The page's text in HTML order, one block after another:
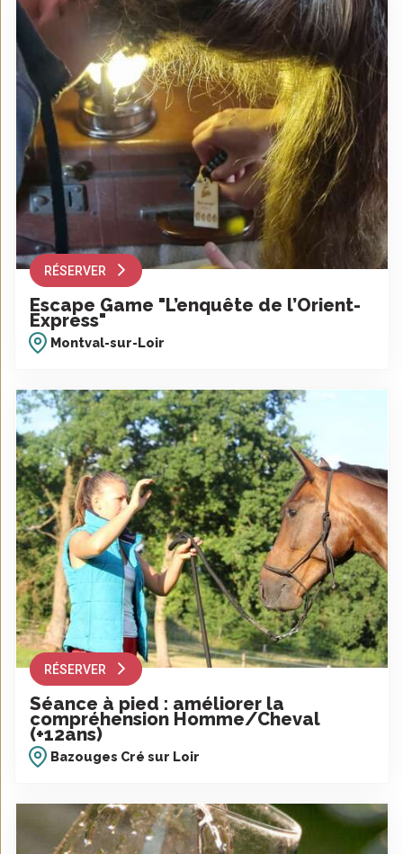
RÉSERVER
Escape Game "L’enquête de l’Orient-
Express"
Montval-sur-Loir
RÉSERVER
Séance à pied : améliorer la
compréhension Homme/Cheval
(+12ans)
Bazouges Cré sur Loir